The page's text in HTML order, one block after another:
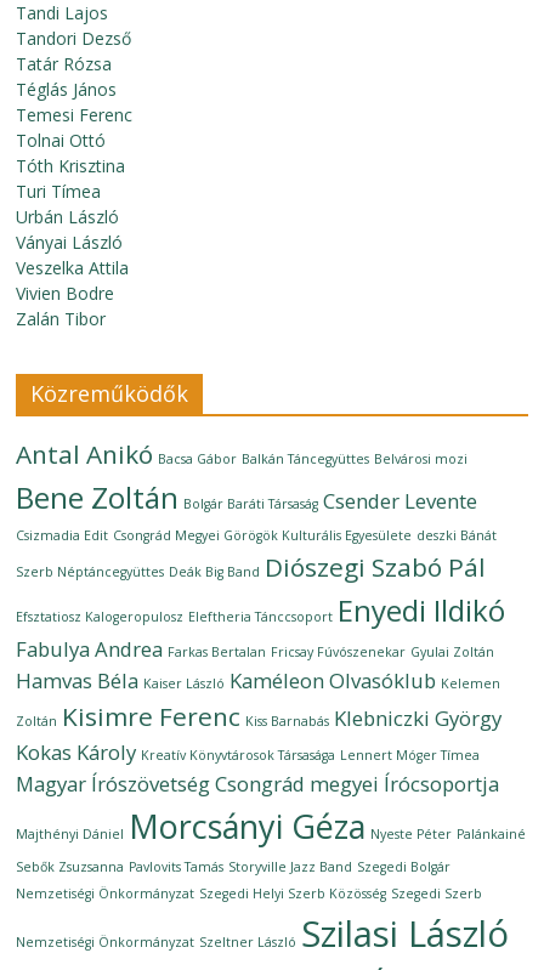
Tandi Lajos
Tandori Dezső
Tatár Rózsa
Téglás János
Temesi Ferenc
Tolnai Ottó
Tóth Krisztina
Turi Tímea
Urbán László
Ványai László
Veszelka Attila
Vivien Bodre
Zalán Tibor
Közreműködők
Antal Anikó Bacsa Gábor Balkán Táncegyüttes Belvárosi mozi
Bene Zoltán Bolgár Baráti Társaság Csender Levente
Csizmadia Edit Csongrád Megyei Görögök Kulturális Egyesülete deszki Bánát
Szerb Néptáncegyüttes Deák Big Band Diószegi Szabó Pál
Efsztatiosz Kalogeropulosz Eleftheria Tánccsoport Enyedi Ildikó
Fabulya Andrea Farkas Bertalan Fricsay Fúvószenekar Gyulai Zoltán
Hamvas Béla Kaiser László Kaméleon Olvasóklub Kelemen
Zoltán Kisimre Ferenc Kiss Barnabás Klebniczki György
Kokas Károly Kreatív Könyvtárosok Társasága Lennert Móger Tímea
Magyar Írószövetség Csongrád megyei Írócsoportja
Majthényi Dániel Morcsányi Géza Nyeste Péter Palánkainé
Sebők Zsuzsanna Pavlovits Tamás Storyville Jazz Band Szegedi Bolgár
Nemzetiségi Önkormányzat Szegedi Helyi Szerb Közösség Szegedi Szerb
Nemzetiségi Önkormányzat Szeltner László Szilasi László